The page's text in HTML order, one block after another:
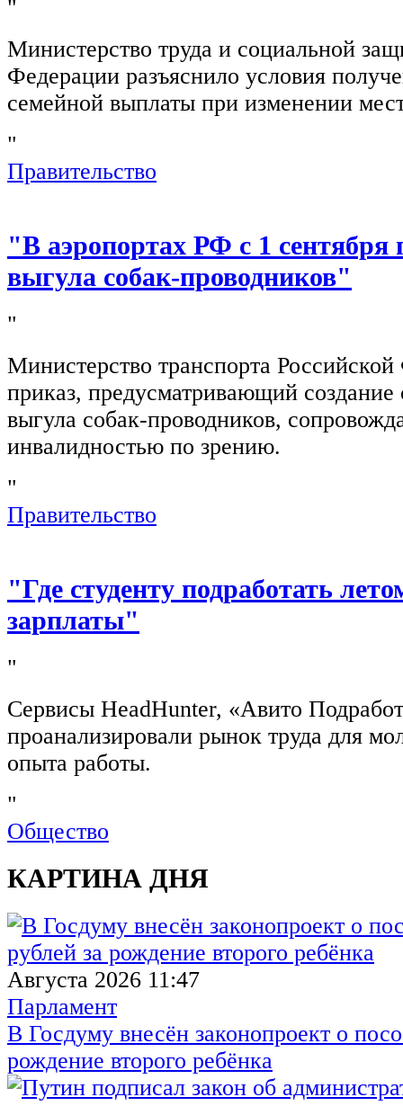
"
Министерство труда и социальной
Федерации разъяснило условия
семейной выплаты при изменении
"
Правительство
"В аэропортах РФ с 1 сентября
выгула собак-проводников"
"
Министерство транспорта
приказ, предусматривающий создание
выгула собак-проводников,
инвалидностью по зрению.
"
Правительство
"Где студенту подработать
зарплаты"
"
Сервисы HeadHunter, «Авито
проанализировали рынок труда для
опыта работы.
"
Общество
КАРТИНА ДНЯ
Августа 2026 11:47
Парламент
В Госдуму внесён законопроект о
рождение второго ребёнка